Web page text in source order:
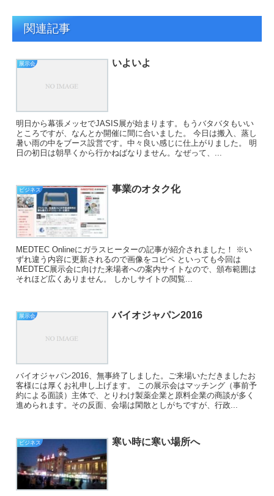
関連記事
展示会 いよいよ
明日から幕張メッセでJASIS展が始まります。もうバタバタもいい
ところですが、なんとか開催に間に合いました。 今日は搬入、蒸し
暑い雨の中をブース設営です。中々良い感じに仕上がりました。 明
日の初日は朝早くから行かねばなりません。なぜって、...
ビジネス 事業のオタク化
MEDTEC Onlineにガラスヒーターの記事が紹介されました！ ※い
ずれ違う内容に更新されるので画像をコピペ といっても今回は
MEDTEC展示会に向けた来場者への案内サイトなので、頒布範囲は
それほど広くありません。 しかしサイトの閲覧...
展示会 バイオジャパン2016
バイオジャパン2016、無事終了しました。ご来場いただきましたお
客様には厚くお礼申し上げます。 この展示会はマッチング（事前予
約による面談）主体で、とりわけ製薬企業と原料企業の商談が多く
進められます。その反面、会場は閑散としがちですが、行政...
ビジネス 寒い時に寒い場所へ